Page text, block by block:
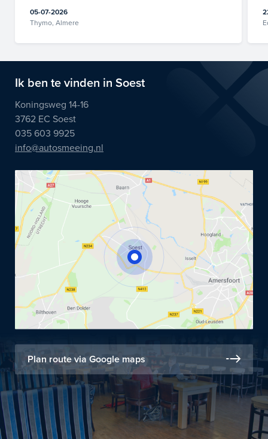
05-07-2026
Thymo, Almere
Ik ben te vinden in Soest
Koningsweg 14-16
3762 EC Soest
035 603 9925
info@autosmeeing.nl
Plan route via Google maps